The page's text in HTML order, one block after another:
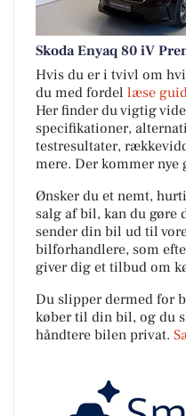
Skoda Enyaq 80 iV
Hvis du er i tvivl om
du med fordel læse
Her finder du vigtig
specifikationer,
testresultater,
mere. Der kommer nye
Ønsker du et nemt,
salg af bil, kan du gøre
sender din bil ud til
bilforhandlere, som
giver dig et tilbud om
Du slipper dermed for
køber til din bil, og du
håndtere bilen privat.